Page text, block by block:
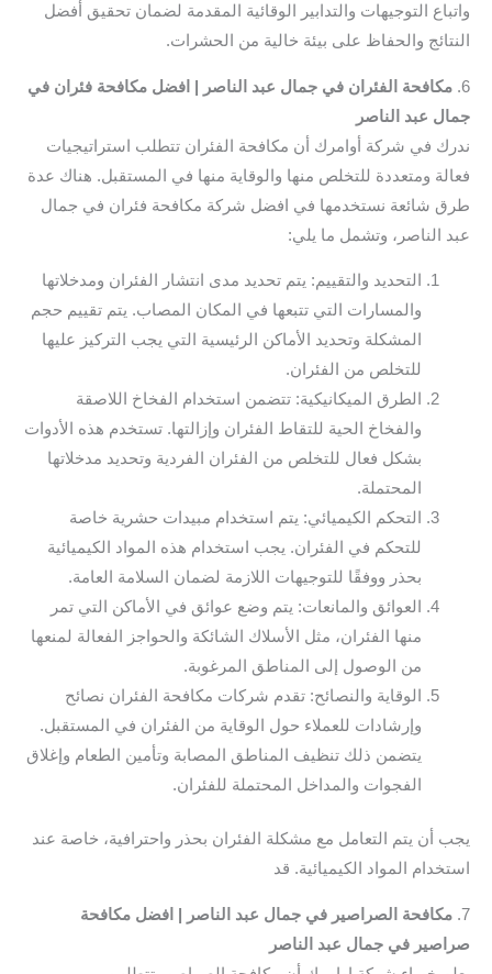
واتباع التوجيهات والتدابير الوقائية المقدمة لضمان تحقيق أفضل
النتائج والحفاظ على بيئة خالية من الحشرات.
6. مكافحة الفئران في جمال عبد الناصر | افضل مكافحة فئران في
جمال عبد الناصر
ندرك في شركة أوامرك أن مكافحة الفئران تتطلب استراتيجيات
فعالة ومتعددة للتخلص منها والوقاية منها في المستقبل. هناك عدة
طرق شائعة نستخدمها في افضل شركة مكافحة فئران في جمال
عبد الناصر، وتشمل ما يلي:
التحديد والتقييم: يتم تحديد مدى انتشار الفئران ومدخلاتها
والمسارات التي تتبعها في المكان المصاب. يتم تقييم حجم
المشكلة وتحديد الأماكن الرئيسية التي يجب التركيز عليها
للتخلص من الفئران.
الطرق الميكانيكية: تتضمن استخدام الفخاخ اللاصقة
والفخاخ الحية للتقاط الفئران وإزالتها. تستخدم هذه الأدوات
بشكل فعال للتخلص من الفئران الفردية وتحديد مدخلاتها
المحتملة.
التحكم الكيميائي: يتم استخدام مبيدات حشرية خاصة
للتحكم في الفئران. يجب استخدام هذه المواد الكيميائية
بحذر ووفقًا للتوجيهات اللازمة لضمان السلامة العامة.
العوائق والمانعات: يتم وضع عوائق في الأماكن التي تمر
منها الفئران، مثل الأسلاك الشائكة والحواجز الفعالة لمنعها
من الوصول إلى المناطق المرغوبة.
الوقاية والنصائح: تقدم شركات مكافحة الفئران نصائح
وإرشادات للعملاء حول الوقاية من الفئران في المستقبل.
يتضمن ذلك تنظيف المناطق المصابة وتأمين الطعام وإغلاق
الفجوات والمداخل المحتملة للفئران.
يجب أن يتم التعامل مع مشكلة الفئران بحذر واحترافية، خاصة عند
استخدام المواد الكيميائية. قد
7. مكافحة الصراصير في جمال عبد الناصر | افضل مكافحة
صراصير في جمال عبد الناصر